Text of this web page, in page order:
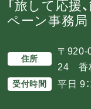
「旅して応援
ペーン事務局
住所
〒920-
24 香
受付時間 平日 9